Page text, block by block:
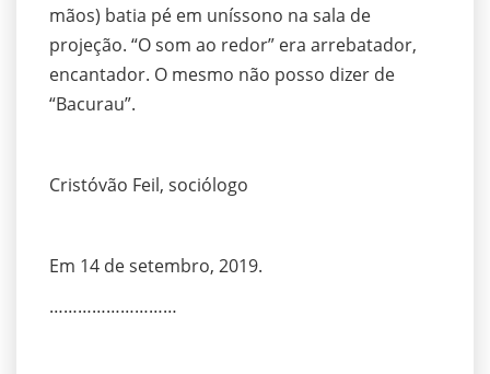
mãos) batia pé em uníssono na sala de
projeção. “O som ao redor” era arrebatador,
encantador. O mesmo não posso dizer de
“Bacurau”.
Cristóvão Feil, sociólogo
Em 14 de setembro, 2019.
………………………